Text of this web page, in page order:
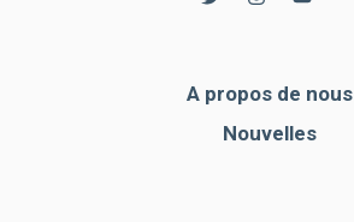
A propos de nous
Nouvelles